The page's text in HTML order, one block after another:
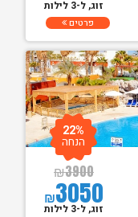
זוג, ל-3 לילות
פרטים
₪3900
₪3050
22%
הנחה
זוג, ל-3 לילות